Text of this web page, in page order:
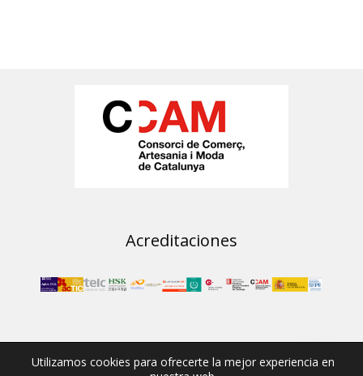
Acreditaciones
Desarrollo por[gpc]*·Nota legal·Política de cookies·Política
Utilizamos cookies para ofrecerte la mejor experiencia en